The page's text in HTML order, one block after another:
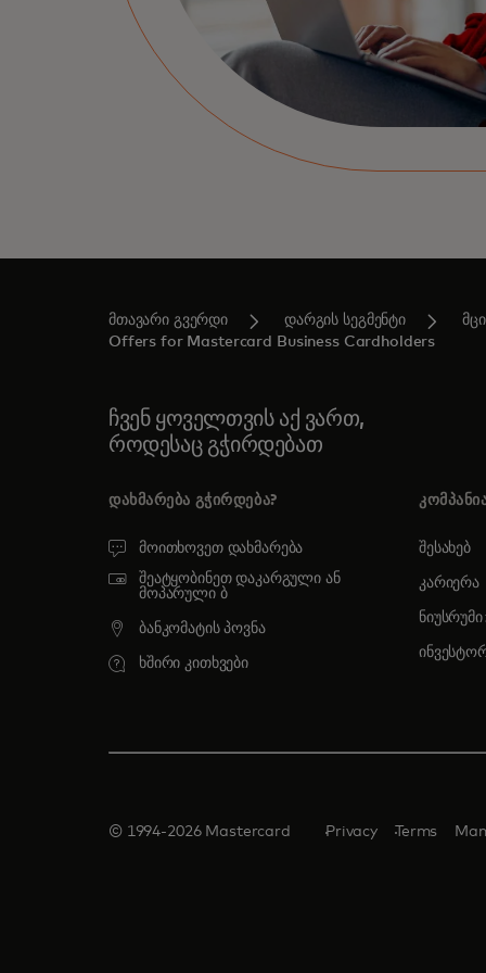
მთავარი გვერდი დარგის სეგმენტი
Offers for Mastercard Business Cardholders
ჩვენ ყოველთვის აქ ვართ,
როდესაც გჭირდებათ
ᲓᲐᲮᲛᲐᲠᲔᲑᲐ ᲒᲭᲘᲠᲓᲔᲑᲐ?
მოითხოვეთ დახმარება
შეატყობინეთ დაკარგული ან
მოპარული ბ
ბანკომატის პოვნა
ხშირი კითხვები
შესახებ
კარიერა
ნიუსრუმი
© 1994-2026 Mastercard Privacy Terms